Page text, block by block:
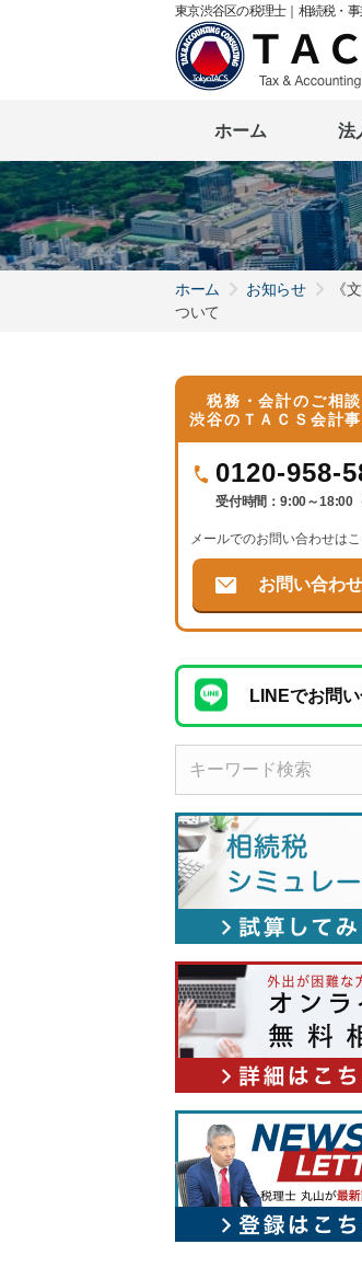
東京渋谷区の税理士｜相続税・
ホーム 法
ホーム お知らせ
《
ついて
税務・会計のご相
渋谷のＴＡＣＳ会計
0120-958-
受付時間：9:00～18:00
メールでのお問い合わせは
お問い合わせ
LINEでお問